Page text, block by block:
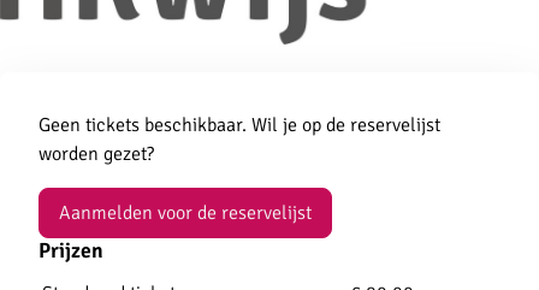
Aanmelden
Geen tickets beschikbaar. Wil je op de reservelijst
worden gezet?
Aanmelden voor de reservelijst
Prijzen